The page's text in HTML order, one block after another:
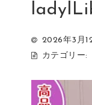
2026年3月
カテゴリー: